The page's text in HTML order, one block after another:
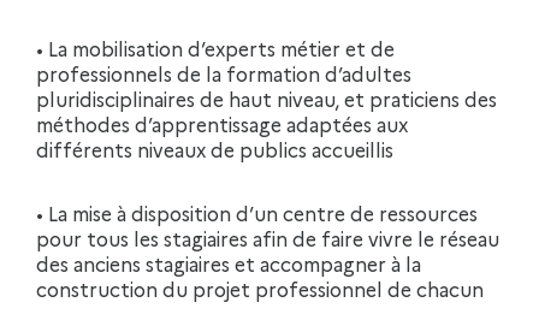
• La mobilisation d’experts métier et de
professionnels de la formation d’adultes
pluridisciplinaires de haut niveau, et praticiens des
méthodes d’apprentissage adaptées aux
différents niveaux de publics accueillis
• La mise à disposition d’un centre de ressources
pour tous les stagiaires afin de faire vivre le réseau
des anciens stagiaires et accompagner à la
construction du projet professionnel de chacun